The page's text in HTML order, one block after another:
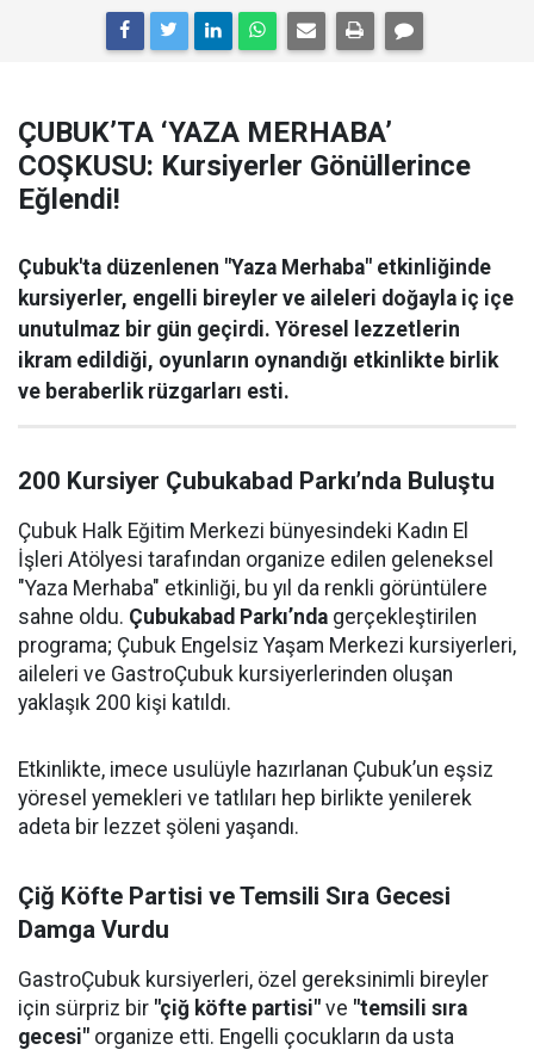
ÇUBUK’TA ‘YAZA MERHABA’
COŞKUSU: Kursiyerler Gönüllerince
Eğlendi!
Çubuk'ta düzenlenen "Yaza Merhaba" etkinliğinde
kursiyerler, engelli bireyler ve aileleri doğayla iç içe
unutulmaz bir gün geçirdi. Yöresel lezzetlerin
ikram edildiği, oyunların oynandığı etkinlikte birlik
ve beraberlik rüzgarları esti.
200 Kursiyer Çubukabad Parkı’nda Buluştu
Çubuk Halk Eğitim Merkezi bünyesindeki Kadın El
İşleri Atölyesi tarafından organize edilen geleneksel
"Yaza Merhaba" etkinliği, bu yıl da renkli görüntülere
sahne oldu. Çubukabad Parkı’nda gerçekleştirilen
programa; Çubuk Engelsiz Yaşam Merkezi kursiyerleri,
aileleri ve GastroÇubuk kursiyerlerinden oluşan
yaklaşık 200 kişi katıldı.
Etkinlikte, imece usulüyle hazırlanan Çubuk’un eşsiz
yöresel yemekleri ve tatlıları hep birlikte yenilerek
adeta bir lezzet şöleni yaşandı.
Çiğ Köfte Partisi ve Temsili Sıra Gecesi
Damga Vurdu
GastroÇubuk kursiyerleri, özel gereksinimli bireyler
için sürpriz bir "çiğ köfte partisi" ve "temsili sıra
gecesi" organize etti. Engelli çocukların da usta